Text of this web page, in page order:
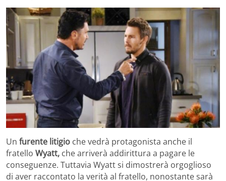
Un furente litigio che vedrà protagonista anche il
fratello Wyatt, che arriverà addirittura a pagare le
conseguenze. Tuttavia Wyatt si dimostrerà orgoglioso
di aver raccontato la verità al fratello, nonostante sarà